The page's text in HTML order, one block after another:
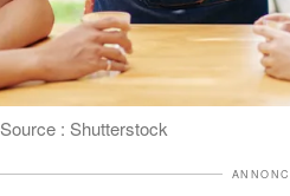
: Shutterstock